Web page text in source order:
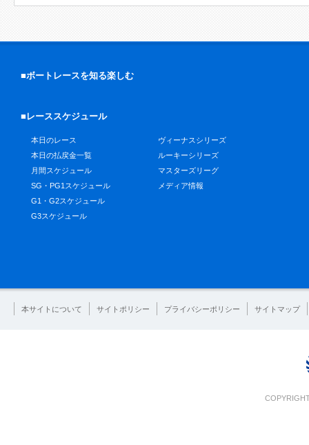
■ボートレースを知る楽しむ
■レーススケジュール
本日のレース
本日の払戻金一覧
月間スケジュール
SG・PG1スケジュール
G1・G2スケジュール
G3スケジュール
ヴィーナスシリーズ
ルーキーシリーズ
マスターズリーグ
メディア情報
本サイトについて サイトポリシー プライバシーポリシー サイトマップ